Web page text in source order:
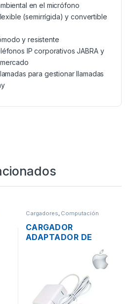
en el micrófono
(semirrígida) y convertible
y resistente
IP corporativos JABRA y
para gestionar llamadas
Cargadores, Computación
CARGADOR
ADAPTADOR DE
ENERGÍA MAC APPLE
MAGSAFE 15.4V 3.1A
45W ORIGINAL